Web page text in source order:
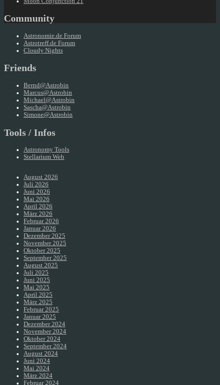
Community
Astronomie.de Forum
Astrotreff.de Forum
Cloudy Nights
Friends
Bernd@Astrobin
Marcus@Astrobin
Michael@Astrobin
Sascha@Astrobin
Simone@Astrobin
Tools / Infos
Astronomy Tools
Stellarium Web
August 2026
Juli 2026
Juni 2026
Mai 2026
April 2026
März 2026
Februar 2026
Januar 2026
Dezember 2025
November 2025
Oktober 2025
September 2025
August 2025
Juli 2025
Juni 2025
Mai 2025
April 2025
März 2025
Februar 2025
Januar 2025
Dezember 2024
November 2024
Oktober 2024
September 2024
August 2024
Juni 2024
Mai 2024
März 2024
Februar 2024